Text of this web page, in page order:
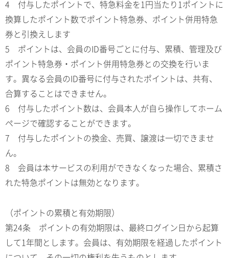
4 付与したポイントで、特急料金を1円当たり1ポイントに
換算したポイント数でポイント特急券、ポイント併用特急
券と引換えします
5 ポイントは、会員のID番号ごとに付与、累積、管理及び
ポイント特急券・ポイント併用特急券との交換を行いま
す。異なる会員のID番号に付与されたポイントは、共有、
合算することはできません。
6 付与したポイント数は、会員本人が自ら操作してホーム
ページで確認することができます。
7 付与したポイントの換金、売買、譲渡は一切できませ
ん。
8 会員は本サービスの利用ができなくなった場合、累積さ
れた特急ポイントは無効となります。
（ポイントの累積と有効期限）
第24条 ポイントの有効期限は、最終ログイン日から起算
して1年間とします。会員は、有効期限を経過したポイント